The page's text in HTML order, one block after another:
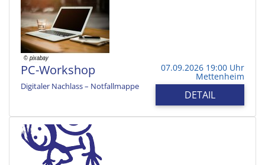
PC-Workshop
Digitaler Nachlass – Notfallmappe
07.09.2026 19:00 Uhr
Mettenheim
DETAIL